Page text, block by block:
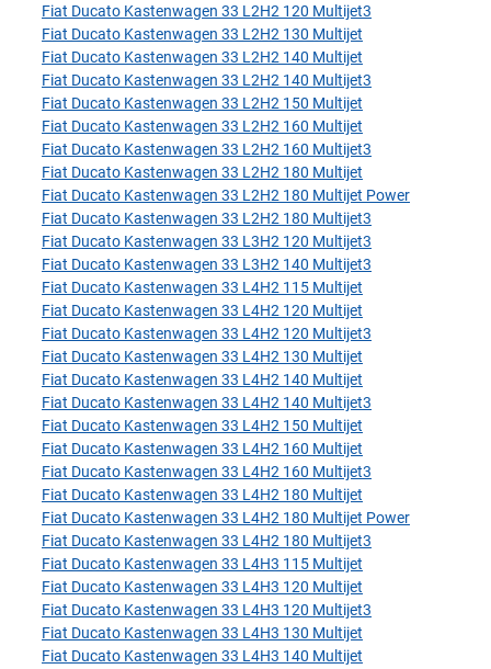
Fiat Ducato Kastenwagen 33 L2H2 120 Multijet3
Fiat Ducato Kastenwagen 33 L2H2 130 Multijet
Fiat Ducato Kastenwagen 33 L2H2 140 Multijet
Fiat Ducato Kastenwagen 33 L2H2 140 Multijet3
Fiat Ducato Kastenwagen 33 L2H2 150 Multijet
Fiat Ducato Kastenwagen 33 L2H2 160 Multijet
Fiat Ducato Kastenwagen 33 L2H2 160 Multijet3
Fiat Ducato Kastenwagen 33 L2H2 180 Multijet
Fiat Ducato Kastenwagen 33 L2H2 180 Multijet Power
Fiat Ducato Kastenwagen 33 L2H2 180 Multijet3
Fiat Ducato Kastenwagen 33 L3H2 120 Multijet3
Fiat Ducato Kastenwagen 33 L3H2 140 Multijet3
Fiat Ducato Kastenwagen 33 L4H2 115 Multijet
Fiat Ducato Kastenwagen 33 L4H2 120 Multijet
Fiat Ducato Kastenwagen 33 L4H2 120 Multijet3
Fiat Ducato Kastenwagen 33 L4H2 130 Multijet
Fiat Ducato Kastenwagen 33 L4H2 140 Multijet
Fiat Ducato Kastenwagen 33 L4H2 140 Multijet3
Fiat Ducato Kastenwagen 33 L4H2 150 Multijet
Fiat Ducato Kastenwagen 33 L4H2 160 Multijet
Fiat Ducato Kastenwagen 33 L4H2 160 Multijet3
Fiat Ducato Kastenwagen 33 L4H2 180 Multijet
Fiat Ducato Kastenwagen 33 L4H2 180 Multijet Power
Fiat Ducato Kastenwagen 33 L4H2 180 Multijet3
Fiat Ducato Kastenwagen 33 L4H3 115 Multijet
Fiat Ducato Kastenwagen 33 L4H3 120 Multijet
Fiat Ducato Kastenwagen 33 L4H3 120 Multijet3
Fiat Ducato Kastenwagen 33 L4H3 130 Multijet
Fiat Ducato Kastenwagen 33 L4H3 140 Multijet